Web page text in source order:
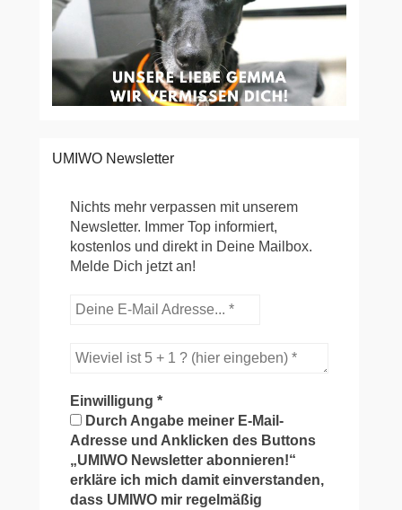
UMIWO Newsletter
Nichts mehr verpassen mit unserem
Newsletter. Immer Top informiert,
kostenlos und direkt in Deine Mailbox.
Melde Dich jetzt an!
Einwilligung*
Durch Angabe meiner E-Mail-
Adresse und Anklicken des Buttons
„UMIWO Newsletter abonnieren!“
erkläre ich mich damit einverstanden,
dass UMIWO mir regelmäßig